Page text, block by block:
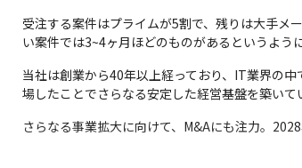
受注する案件はプライムが5割で、残りは大手メ
い案件では3~4ヶ月ほどのものがあるというよう
当社は創業から40年以上経っており、IT業界の
場したことでさらなる安定した経営基盤を築いて
さらなる事業拡大に向けて、M&Aにも注力。